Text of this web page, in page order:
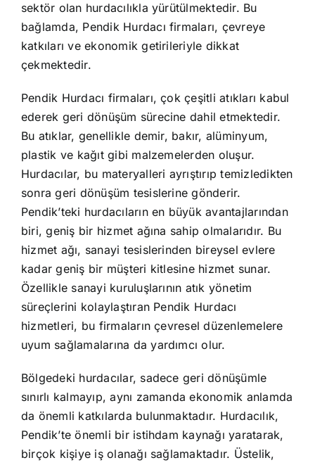
sektör olan hurdacılıkla yürütülmektedir. Bu
bağlamda, Pendik Hurdacı firmaları, çevreye
katkıları ve ekonomik getirileriyle dikkat
çekmektedir.
Pendik Hurdacı firmaları, çok çeşitli atıkları kabul
ederek geri dönüşüm sürecine dahil etmektedir.
Bu atıklar, genellikle demir, bakır, alüminyum,
plastik ve kağıt gibi malzemelerden oluşur.
Hurdacılar, bu materyalleri ayrıştırıp temizledikten
sonra geri dönüşüm tesislerine gönderir.
Pendik’teki hurdacıların en büyük avantajlarından
biri, geniş bir hizmet ağına sahip olmalarıdır. Bu
hizmet ağı, sanayi tesislerinden bireysel evlere
kadar geniş bir müşteri kitlesine hizmet sunar.
Özellikle sanayi kuruluşlarının atık yönetim
süreçlerini kolaylaştıran Pendik Hurdacı
hizmetleri, bu firmaların çevresel düzenlemelere
uyum sağlamalarına da yardımcı olur.
Bölgedeki hurdacılar, sadece geri dönüşümle
sınırlı kalmayıp, aynı zamanda ekonomik anlamda
da önemli katkılarda bulunmaktadır. Hurdacılık,
Pendik’te önemli bir istihdam kaynağı yaratarak,
birçok kişiye iş olanağı sağlamaktadır. Üstelik,